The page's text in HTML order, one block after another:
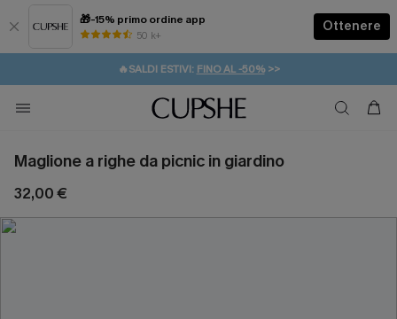
🎁-15% primo ordine app
50 k+
Ottenere
⚡️-15% SUGLI ESSENZIALI DA VACANZA | ACQUISTA
🔥SALDI ESTIVI: FINO AL -50%>>
🚚SPEDIZIONE GRATUITA DA 49€
💌REGALO PER I NUOVI: 20% DI SCONTO*
Maglione a righe da picnic in giardino
32,00 €